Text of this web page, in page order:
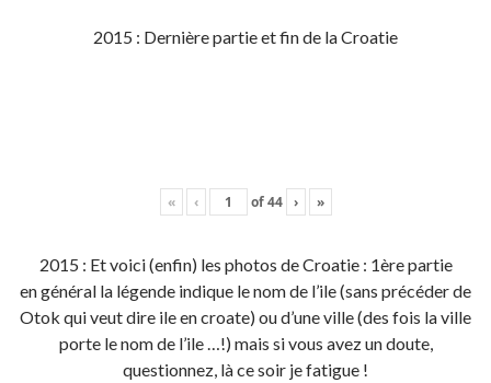
2015 : Dernière partie et fin de la Croatie
« ‹ of44 › »
2015 : Et voici (enfin) les photos de Croatie : 1ère partie
en général la légende indique le nom de l’ile (sans précéder de
Otok qui veut dire ile en croate) ou d’une ville (des fois la ville
porte le nom de l’ile …!) mais si vous avez un doute,
questionnez, là ce soir je fatigue !